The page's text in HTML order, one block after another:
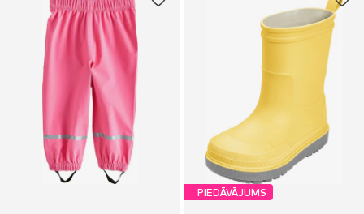
PIEDĀVĀJUMS